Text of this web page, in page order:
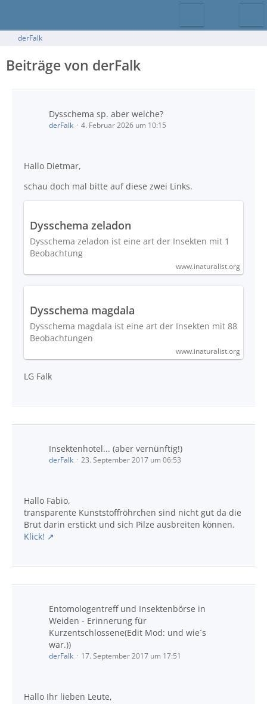
derFalk
Beiträge von derFalk
Dysschema sp. aber welche?
derFalk 4. Februar 2026 um 10:15
Hallo Dietmar,
schau doch mal bitte auf diese zwei Links.
Dysschema zeladon
Dysschema zeladon ist eine art der Insekten mit 1
Beobachtung
www.inaturalist.org
Dysschema magdala
Dysschema magdala ist eine art der Insekten mit 88
Beobachtungen
www.inaturalist.org
LG Falk
Insektenhotel... (aber vernünftig!)
derFalk 23. September 2017 um 06:53
Hallo Fabio,
transparente Kunststoffröhrchen sind nicht gut da die
Brut darin erstickt und sich Pilze ausbreiten können.
Klick!
Entomologentreff und Insektenbörse in
Weiden - Erinnerung für
Kurzentschlossene(Edit Mod: und wie´s
war.))
derFalk 17. September 2017 um 17:51
Hallo Ihr lieben Leute,